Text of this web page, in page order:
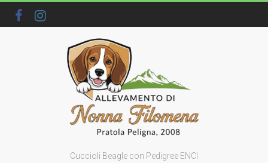
Cuccioli Beagle con Pedigree ENCI